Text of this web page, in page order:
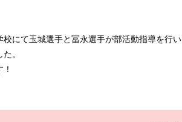
にて玉城選手と冨永選手が部活動指導を行い
。